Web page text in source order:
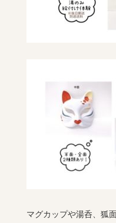
マグカップや湯呑、狐